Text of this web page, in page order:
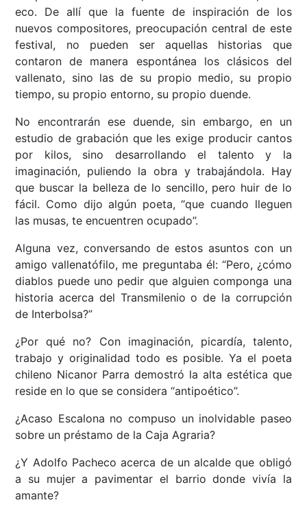
eco. De allí que la fuente de inspiración de los
nuevos compositores, preocupación central de este
festival, no pueden ser aquellas historias que
contaron de manera espontánea los clásicos del
vallenato, sino las de su propio medio, su propio
tiempo, su propio entorno, su propio duende.
No encontrarán ese duende, sin embargo, en un
estudio de grabación que les exige producir cantos
por kilos, sino desarrollando el talento y la
imaginación, puliendo la obra y trabajándola. Hay
que buscar la belleza de lo sencillo, pero huir de lo
fácil. Como dijo algún poeta, “que cuando lleguen
las musas, te encuentren ocupado”.
Alguna vez, conversando de estos asuntos con un
amigo vallenatófilo, me preguntaba él: “Pero, ¿cómo
diablos puede uno pedir que alguien componga una
historia acerca del Transmilenio o de la corrupción
de Interbolsa?”
¿Por qué no? Con imaginación, picardía, talento,
trabajo y originalidad todo es posible. Ya el poeta
chileno Nicanor Parra demostró la alta estética que
reside en lo que se considera “antipoético”.
¿Acaso Escalona no compuso un inolvidable paseo
sobre un préstamo de la Caja Agraria?
¿Y Adolfo Pacheco acerca de un alcalde que obligó
a su mujer a pavimentar el barrio donde vivía la
amante?